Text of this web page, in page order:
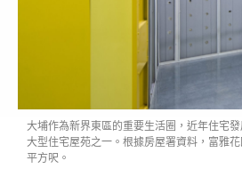
大埔作為新界東區的重要生活圈，近年住宅
大型住宅屋苑之一。根據房屋署資料，富雅
平方呎。